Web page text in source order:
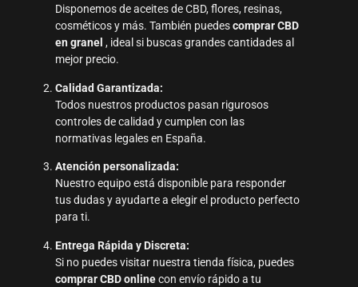
Disponemos de aceites de CBD, flores, resinas,
cosméticos y más. También puedescomprar CBD
en granel , ideal si buscas grandes cantidades al
mejor precio.
Calidad Garantizada:
Todos nuestros productos pasan rigurosos
controles de calidad y cumplen con las
normativas legales en España.
Atención personalizada:
Nuestro equipo está disponible para responder
tus dudas y ayudarte a elegir el producto perfecto
para ti.
Entrega Rápida y Discreta:
Si no puedes visitar nuestra tienda física, puedes
comprar CBD onlinecon envío rápido a tu